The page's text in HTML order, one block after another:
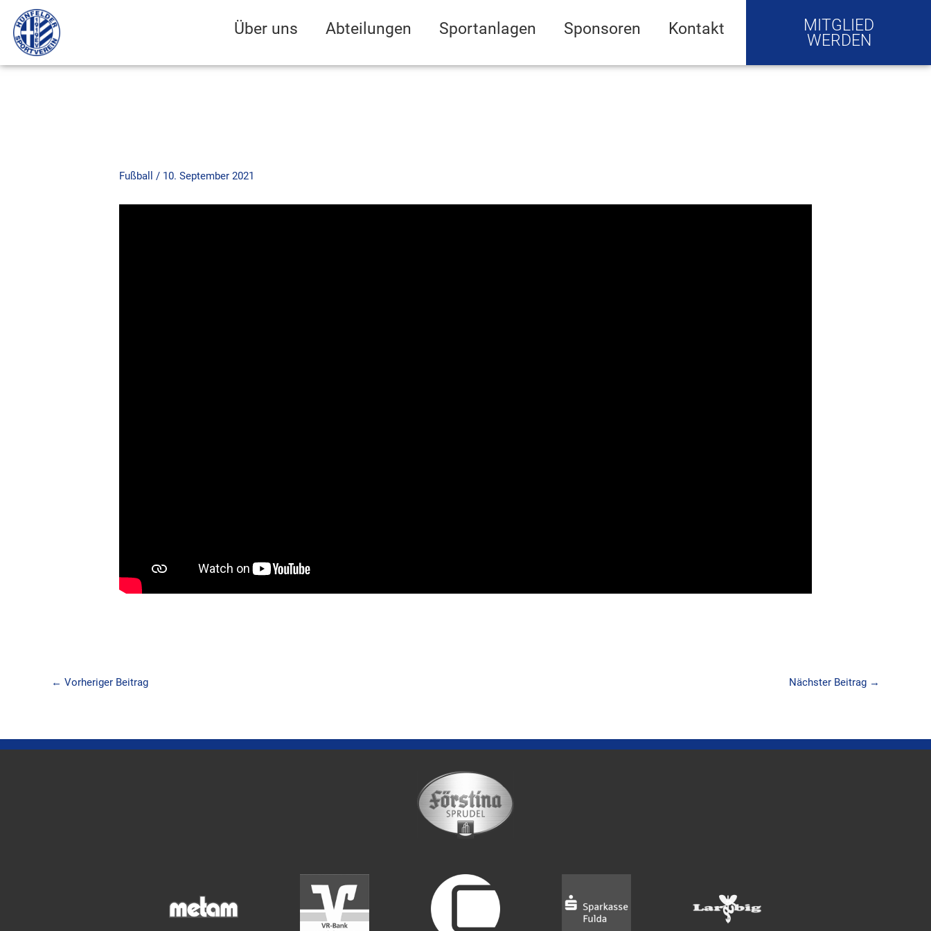
Inhalt
springen
Über uns Abteilungen Sportanlagen Sponsoren Kontakt
MITGLIED
WERDEN
Fußball / 10. September 2021
← Vorheriger Beitrag Nächster Beitrag →